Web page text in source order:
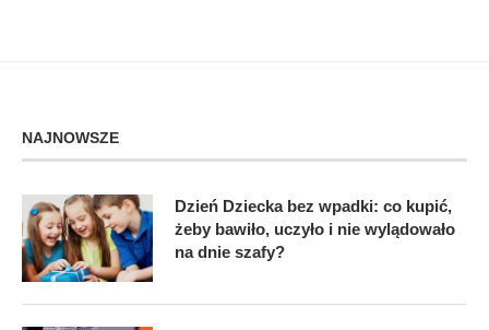
NAJNOWSZE
Dzień Dziecka bez wpadki: co kupić,
żeby bawiło, uczyło i nie wylądowało
na dnie szafy?